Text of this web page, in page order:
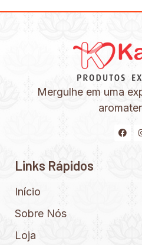
Mergulhe em uma
Links Rápidos
Início
Sobre Nós
Loja